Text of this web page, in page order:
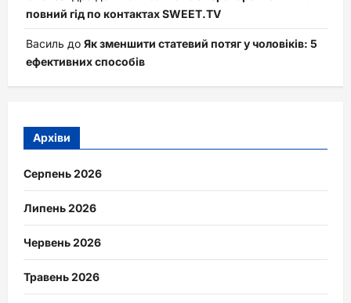
повний гід по контактах SWEET.TV
Василь до Як зменшити статевий потяг у чоловіків: 5
ефективних способів
Архіви
Серпень 2026
Липень 2026
Червень 2026
Травень 2026